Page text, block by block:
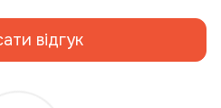
відгук